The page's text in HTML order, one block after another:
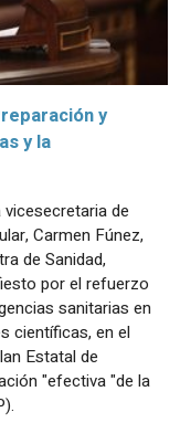
y
y la
vicesecretaria de
Carmen Fúnez,
de Sanidad,
por el refuerzo
sanitarias en
científicas, en el
Estatal de
"efectiva "de la